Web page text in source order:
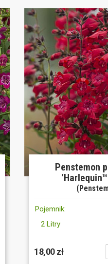
Penstemon
Pojemnik:
2 Litry
18,00 zł